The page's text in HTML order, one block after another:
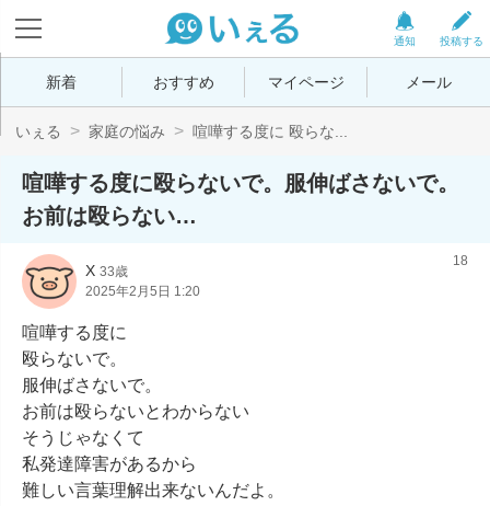
投稿する
通知
新着 おすすめ マイページ メール
いぇる 家庭の悩み 喧嘩する度に 殴らな...
喧嘩する度に殴らないで。服伸ばさないで。
お前は殴らない…
X 33歳
2025年2月5日 1:20
18
喧嘩する度に
殴らないで。
服伸ばさないで。
お前は殴らないとわからない
そうじゃなくて
私発達障害があるから
難しい言葉理解出来ないんだよ。